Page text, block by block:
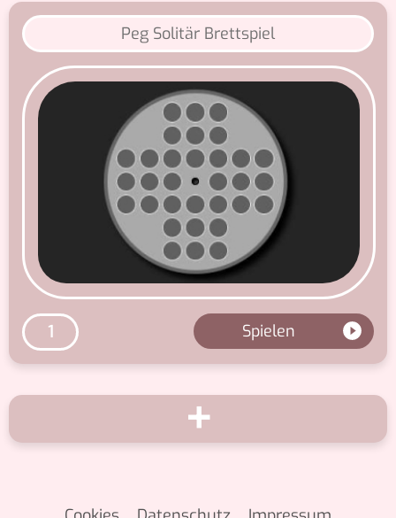
Peg Solitär Brettspiel
1 Spielen
+